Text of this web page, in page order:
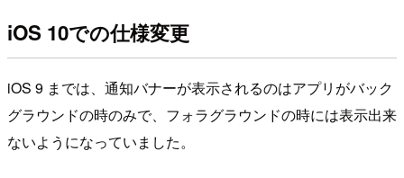
iOS 10での仕様変更
iOS 9 までは、通知バナーが表示されるのはアプリがバック
グラウンドの時のみで、フォラグラウンドの時には表示出来
ないようになっていました。